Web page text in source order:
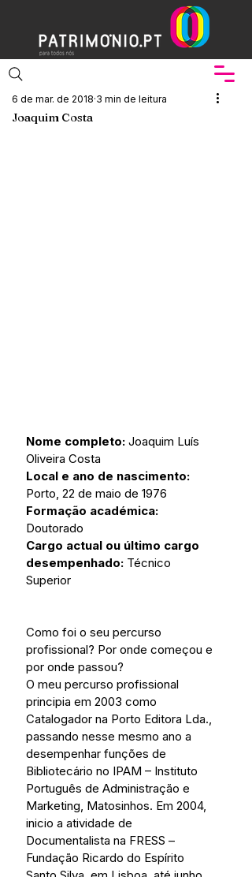
Joaquim Costa
6 de mar. de 2018 3 min de leitura
Nome completo: Joaquim Luís
Oliveira Costa
Local e ano de nascimento:
Porto, 22 de maio de 1976
Formação académica:
Doutorado
Cargo actual ou último cargo
desempenhado: Técnico
Superior
Como foi o seu percurso
profissional? Por onde começou e
por onde passou?
O meu percurso profissional
principia em 2003 como
Catalogador na Porto Editora Lda.,
passando nesse mesmo ano a
desempenhar funções de
Bibliotecário no IPAM – Instituto
Português de Administração e
Marketing, Matosinhos. Em 2004,
inicio a atividade de
Documentalista na FRESS –
Fundação Ricardo do Espírito